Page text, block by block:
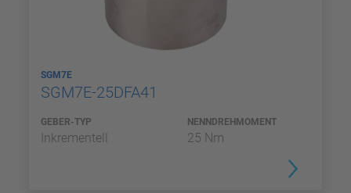
SGM7E
SGM7E-25DFA41
GEBER-TYP
Inkrementell
NENNDREHMOMENT
25 Nm